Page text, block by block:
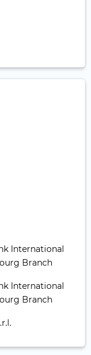
International
Branch
International
Branch